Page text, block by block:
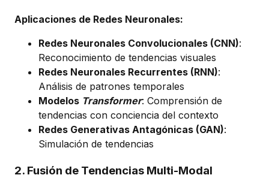
Aplicaciones de Redes Neuronales:
Redes Neuronales Convolucionales (CNN):
Reconocimiento de tendencias visuales
Redes Neuronales Recurrentes (RNN):
Análisis de patrones temporales
Modelos Transformer: Comprensión de
tendencias con conciencia del contexto
Redes Generativas Antagónicas (GAN):
Simulación de tendencias
2. Fusión de Tendencias Multi-Modal